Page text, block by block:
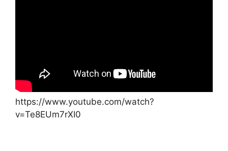
https://www.youtube.com/watch?
v=Te8EUm7rXI0